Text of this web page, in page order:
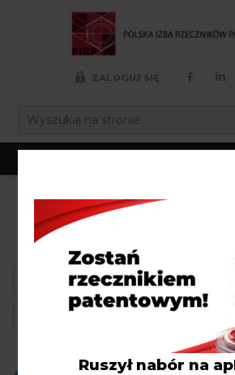
ZALOGUJ SIĘ
FOR:
WSZYSTKIE OKRĘG
Wyszukaj
W pobliżu
Ruszył nabór na